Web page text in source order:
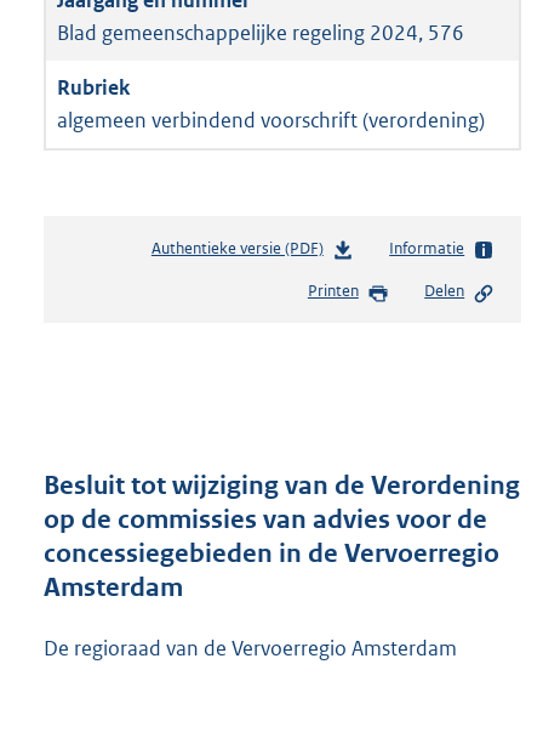
Blad gemeenschappelijke regeling 2024, 576
algemeen verbindend voorschrift (verordening)
Authentieke versie (PDF)b
s
r
o
t
6
Informatie
Printen Delen
Besluit tot wijziging van de Verordening
op de commissies van advies voor de
concessiegebieden in de Vervoerregio
Amsterdam
De regioraad van de Vervoerregio Amsterdam